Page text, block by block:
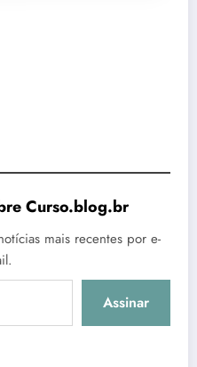
Curso.blog.br
mais recentes por e-
Assinar